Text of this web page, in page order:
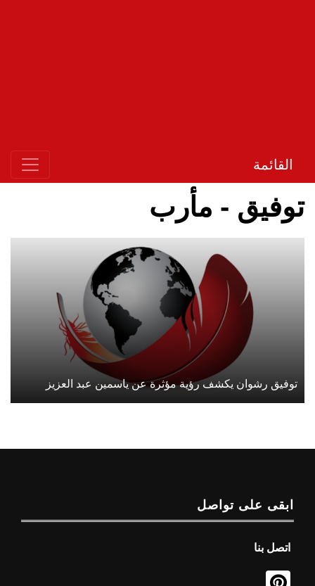
القائمة
توفيق - مأرب
توفيق رشوان يكشف رؤية مؤثرة عن ياسمين عبد العزيز
ابقى على تواصل
اتصل بنا